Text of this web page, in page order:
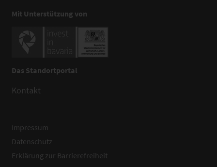
Mit Unterstützung von
Das Standortportal
Kontakt
Impressum
Datenschutz
Erklärung zur Barrierefreiheit